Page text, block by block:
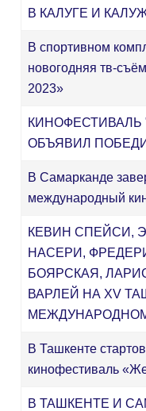
В КАЛУГЕ И
В спортивном
новогодняя тв-
2023»
КИНОФЕСТИВАЛЬ
ОБЪЯВИЛ
В Самарканде
международный
КЕВИН СПЕЙСИ,
НАСЕРИ,
БОЯРСКАЯ,
ВАРЛЕЙ НА XV
В Ташкенте
кинофестиваль
В ТАШКЕНТЕ И